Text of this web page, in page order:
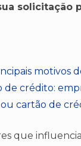
solicitação
motivos
de crédito:
cartão de
que